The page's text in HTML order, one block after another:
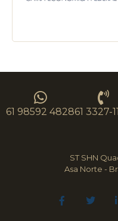
61 98592 482861 3327-
ST SHN
Asa Norte -